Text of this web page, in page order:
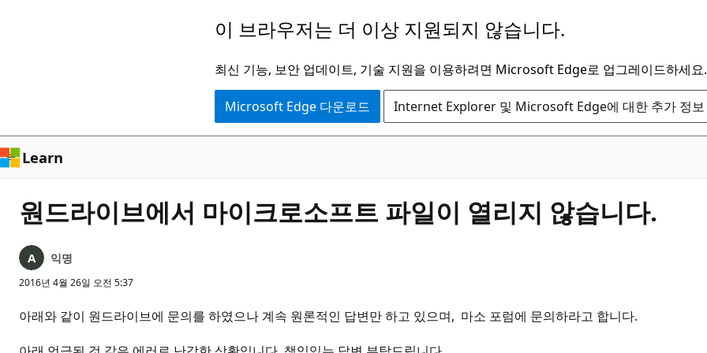
로
건
너
뛰
기
이 브라우저는 더 이상 지원되지 않습니다.
최신 기능, 보안 업데이트, 기술 지원을 이용하려면 Microsoft Edge로 업그레이드하세요.
Microsoft Edge 다운로드 Internet Explorer 및 Microsoft Edge에 대한 추가 정보
Learn
원드라이브에서 마이크로소프트 파일이 열리지 않습니다.
익명
2016년 4월 26일 오전 5:37
아래와 같이 원드라이브에 문의를 하였으나 계속 원론적인 답변만 하고 있으며, 마소 포럼에 문의하라고 합니다.